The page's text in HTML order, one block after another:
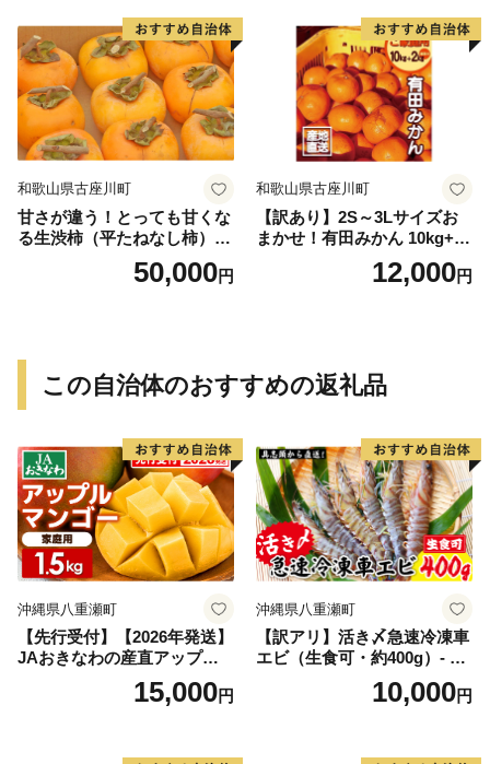
和歌山県古座川町
甘さが違う！とっても甘くな
る生渋柿（平たねなし柿）吊
ップ付約14.5～15kg 約60～
50,000円
和歌山県古座川町
【訳あり】2S～3Lサイズお
まかせ！有田みかん 10kg+2k
g保証分 11月から12月下旬ま
でに順次発送致します。 / 訳
12,000円
この自治体のおすすめの返礼品
沖縄県八重瀬町
【先行受付】【2026年発送】
JAおきなわの産直アップル
マンゴー 約1.5kg【ご家庭
用・白箱】- 先行予約 沖縄 産
15,000円
沖縄県八重瀬町
【訳アリ】活き〆急速冷凍車
エビ（生食可・約400g）- 海
老 車えび 車海老 冷凍 生エビ
国産 養殖 えび天 エビフライ
10,000円